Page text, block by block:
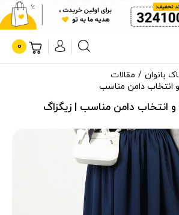
0
بانوان
مقالات
و انتخاب دامن مناسب
و انتخاب دامن مناسب | زیگزاگ